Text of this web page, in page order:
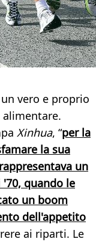
vero e proprio
alimentare.
Xinhua, “per la
la sua
un
quando le
un boom
dell'appetito
ai riparti. Le